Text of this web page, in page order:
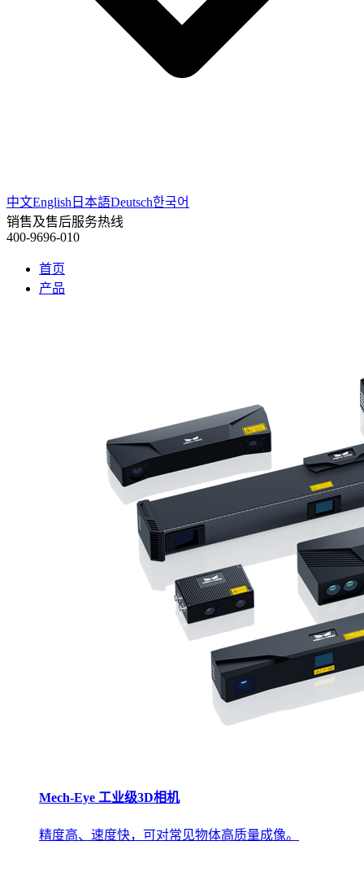
中文English 日本語Deutsch한국어
销售及售后服务热线
400-9696-010
首页
产品
Mech-Eye 工业级3D相机
精度高、速度快，可对常见物体高质量成像。